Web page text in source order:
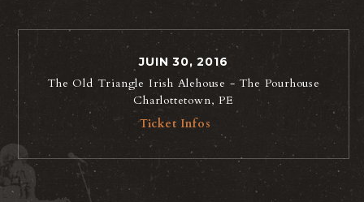
JUIN 30, 2016
The Old Triangle Irish Alehouse - The Pourhouse
Charlottetown, PE
Ticket Infos